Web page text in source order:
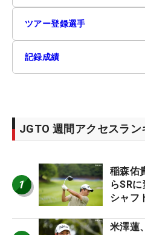
ツアー登録選手
記録成績
JGTO 週間アクセスラン
1
稲森佑
らSR
シャフ
ーのヒ
米澤蓮